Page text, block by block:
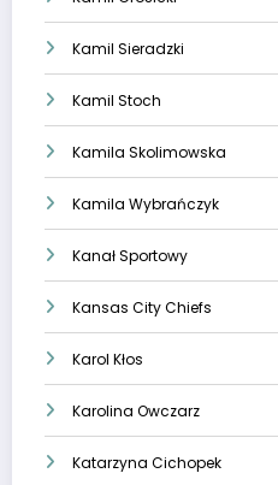
Kamil Sieradzki
Kamil Stoch
Kamila Skolimowska
Kamila Wybrańczyk
Kanał Sportowy
Kansas City Chiefs
Karol Kłos
Karolina Owczarz
Katarzyna Cichopek